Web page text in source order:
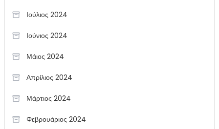
Ιούλιος 2024
Ιούνιος 2024
Μάιος 2024
Απρίλιος 2024
Μάρτιος 2024
Φεβρουάριος 2024